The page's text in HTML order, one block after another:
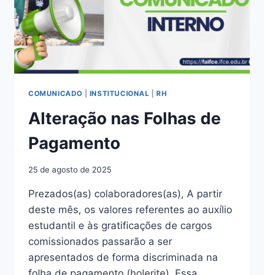
COMUNICADO INSTITUCIONAL |RH
Alteração nas Folhas de
Pagamento
25 de agosto de 2025
Prezados(as) colaboradores(as), A partir
deste mês, os valores referentes ao auxílio
estudantil e às gratificações de cargos
comissionados passarão a ser
apresentados de forma discriminada na